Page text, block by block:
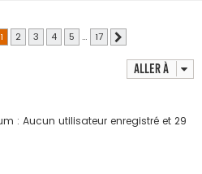
1sur17
1 2 3 4 5 … 17
Aller à
: Aucun utilisateur enregistré et 29